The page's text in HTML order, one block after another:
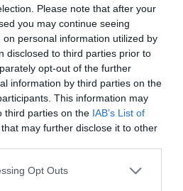
Please note that after your
you may continue seeing
personal information utilized by
disclosed to third parties prior to
opt-out of the further
information by third parties on the
This information may
third parties on the IAB’s List of
that may further disclose it to other
Opt Outs
ha på både färsk och riven
en sort. Tips är att lägga
en stund innan samt
från osten.
champinjoner i skivor. Dela
pizzor ca 25 cm